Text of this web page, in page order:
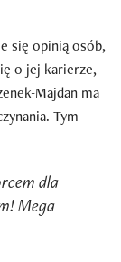
się opinią osób,
o jej karierze,
Majdan ma
Tym
dla
Mega